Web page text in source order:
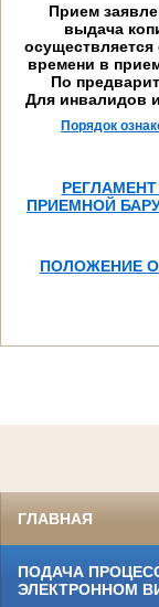
Прием
выдача
осуществляется
времени в
По
Для инвалидов
Порядок
ПРИЕМНОЙ
ПОЛОЖЕНИЕ
ГЛАВНАЯ
ПОДАЧА
ЭЛЕКТРОННОМ